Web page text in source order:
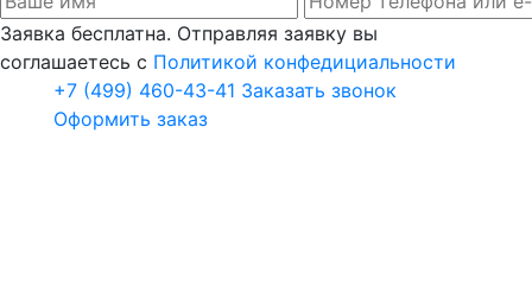
Заявка бесплатна. Отправляя заявку вы
соглашаетесь с Политикой конфедициальности
+7 (499) 460-43-41 Заказать звонок
Оформить заказ